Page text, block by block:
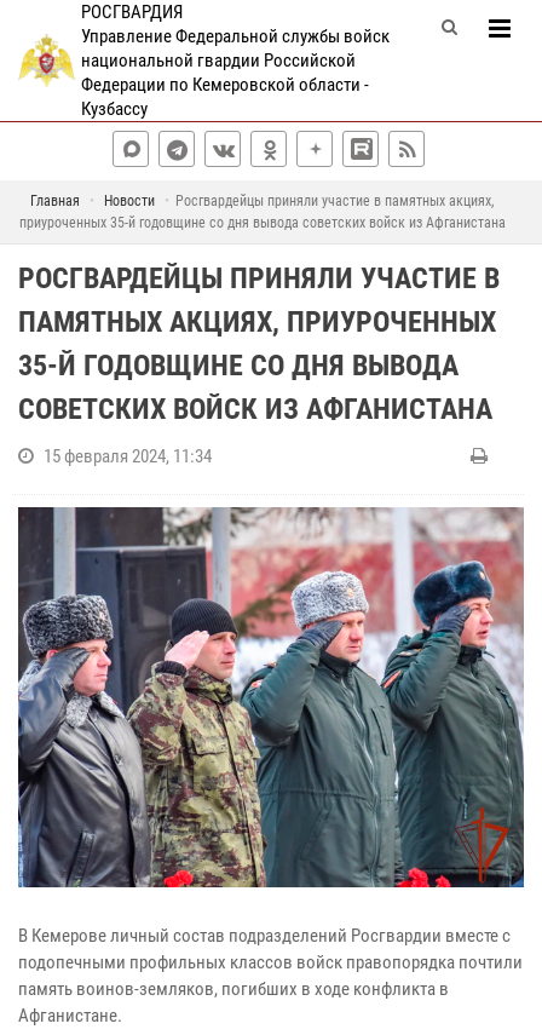
РОСГВАРДИЯ
Управление Федеральной службы войск
национальной гвардии Российской
Федерации по Кемеровской области -
Кузбассу
Главная Новости
Росгвардейцы приняли участие в памятных акциях,
приуроченных 35-й годовщине со дня вывода советских войск из Афганистана
РОСГВАРДЕЙЦЫ ПРИНЯЛИ УЧАСТИЕ В
ПАМЯТНЫХ АКЦИЯХ, ПРИУРОЧЕННЫХ
35-Й ГОДОВЩИНЕ СО ДНЯ ВЫВОДА
СОВЕТСКИХ ВОЙСК ИЗ АФГАНИСТАНА
15 февраля 2024, 11:34
В Кемерове личный состав подразделений Росгвардии вместе с
подопечными профильных классов войск правопорядка почтили
память воинов-земляков, погибших в ходе конфликта в
Афганистане.